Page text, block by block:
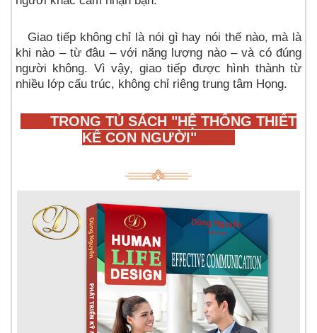
Giao tiếp không chỉ là nói gì hay nói thế nào, mà là
khi nào – từ đâu – với năng lượng nào – và có đúng
người không. Vì vậy, giao tiếp được hình thành từ
nhiều lớp cấu trúc, không chỉ riêng trung tâm Họng.
TRONG TỦ SÁCH "HỆ THỐNG THIẾT
KẾ CON NGƯỜI"